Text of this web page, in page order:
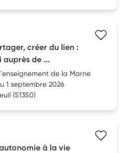
créer du lien :
de ...
de la Marne
1 septembre 2026
(51350)
à la vie